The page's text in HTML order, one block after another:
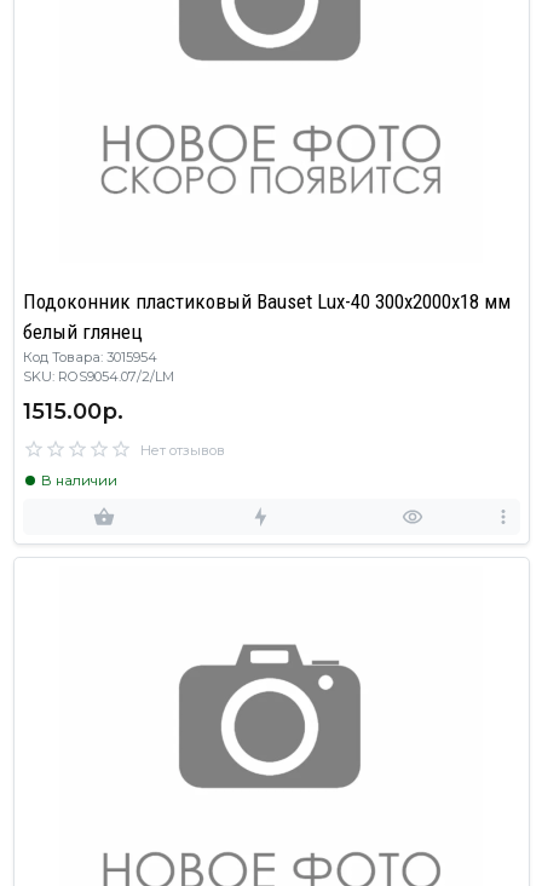
Подоконник пластиковый Bauset Lux-40 300х2000х18 мм
белый глянец
Код Товара: 3015954
SKU: ROS9054.07/2/LM
1515.00р.
Нет отзывов
В наличии